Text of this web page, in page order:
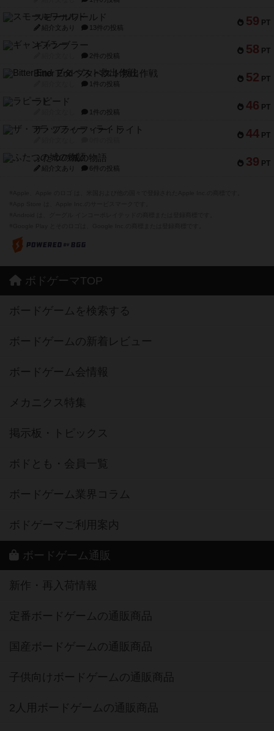
59 PT
スモールワールド
紹介文あり 13件の投稿
58 PT
ギャンブラー
2件の投稿
52 PT
Bitter End ブタペスト救出作戦
1件の投稿
46 PT
ラピード
1件の投稿
44 PT
ザ・フラッフィー・ライト
39 PT
ふたつの城の物語
紹介文あり 6件の投稿
ボドゲーマTOP
ボードゲームを検索する
ボードゲームの新着レビュー
ボードゲーム会情報
メカニクス特集
掲示板・トピックス
ボドとも・会員一覧
ボードゲーム業界コラム
ボドゲーマご利用案内
ボードゲーム通販
新作・再入荷情報
定番ボードゲームの通販商品
国産ボードゲームの通販商品
子供向けボードゲームの通販商品
2人用ボードゲームの通販商品